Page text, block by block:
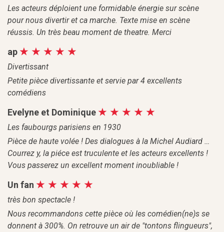
Les acteurs déploient une formidable énergie sur scène
pour nous divertir et ca marche. Texte mise en scène
réussis. Un très beau moment de theatre. Merci
ap
Divertissant
Petite pièce divertissante et servie par 4 excellents
comédiens
Evelyne et Dominique
Les faubourgs parisiens en 1930
Pièce de haute volée ! Des dialogues à la Michel Audiard …
Courrez y, la piéce est truculente et les acteurs excellents !
Vous passerez un excellent moment inoubliable !
Un fan
très bon spectacle !
Nous recommandons cette pièce où les comédien(ne)s se
donnent à 300%. On retrouve un air de "tontons flingueurs",